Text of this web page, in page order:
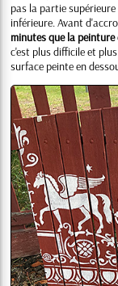
pas la partie
inférieure. Avant
minutes que la peinture
c'est plus difficile et
surface peinte en